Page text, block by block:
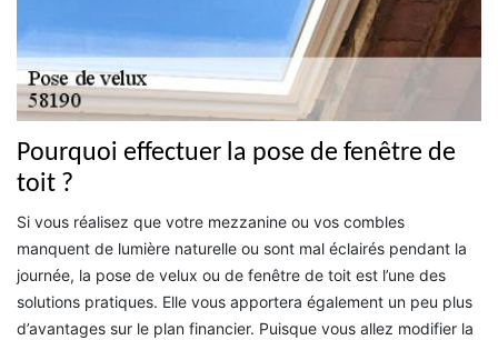
Pourquoi effectuer la pose de fenêtre de
toit ?
Si vous réalisez que votre mezzanine ou vos combles
manquent de lumière naturelle ou sont mal éclairés pendant la
journée, la pose de velux ou de fenêtre de toit est l’une des
solutions pratiques. Elle vous apportera également un peu plus
d’avantages sur le plan financier. Puisque vous allez modifier la